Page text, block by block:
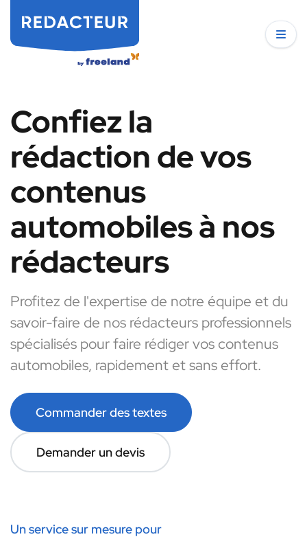
Confiez la
rédaction de vos
contenus
automobiles à nos
rédacteurs
Profitez de l'expertise de notre équipe et du
savoir-faire de nos rédacteurs professionnels
spécialisés pour faire rédiger vos contenus
automobiles, rapidement et sans effort.
Commander des textes
Demander un devis
Un service sur mesure pour